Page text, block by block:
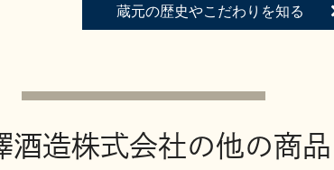
蔵元の歴史やこだわりを知る
酒造株式会社の他の商品